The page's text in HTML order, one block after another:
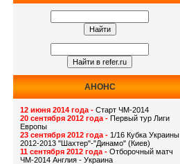
АНОНС
12 июня 2014 года - Старт ЧМ-2014
20 сентября 2012 года - Первый тур Лиги
Европы
23 сентября 2012 года - 1/16 Кубка Украины
2012-2013 "Шахтер"-"Динамо" (Киев)
11 сентября 2012 года - Отборочный матч
ЧМ-2014 Англия - Украина